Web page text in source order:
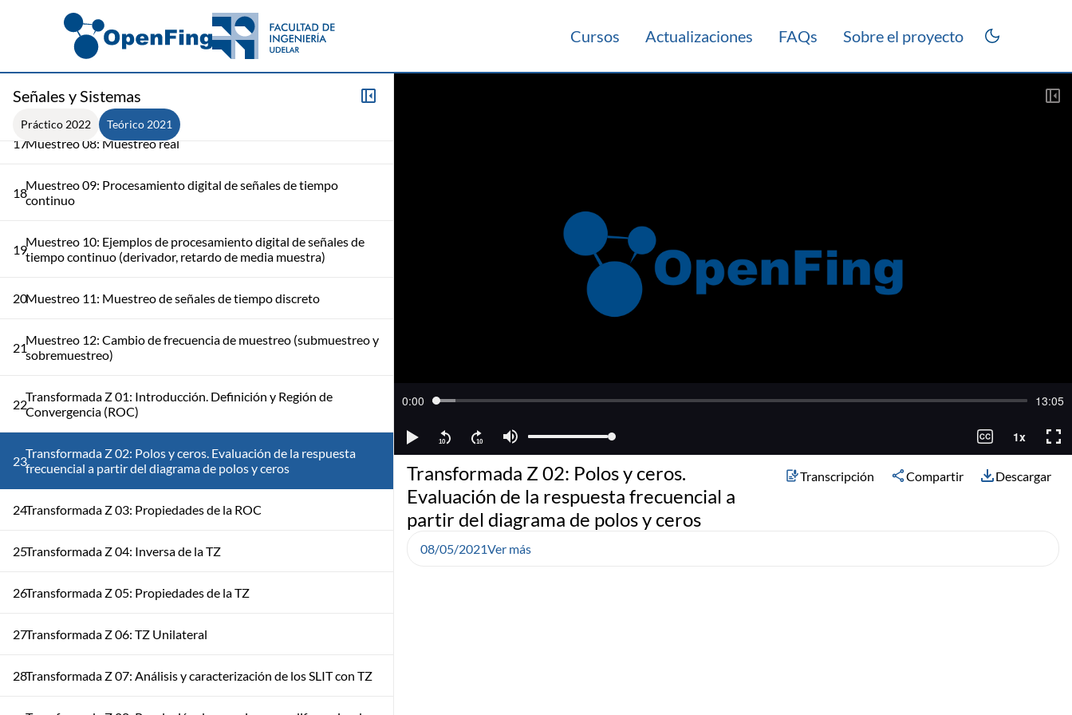
Cursos Actualizaciones FAQs Sobre el proyecto
Señales y Sistemas
Práctico 2022 Teórico 2021
Muestreo 06: Reconstrucción de una señal a partir de sus
16Muestreo 07: Repaso
17Muestreo 08: Muestreo real
18Muestreo 09: Procesamiento digital de señales de tiempo
continuo
19Muestreo 10: Ejemplos de procesamiento digital de señales de
tiempo continuo (derivador, retardo de media muestra)
20Muestreo 11: Muestreo de señales de tiempo discreto
21Muestreo 12: Cambio de frecuencia de muestreo (submuestreo y
sobremuestreo)
22Transformada Z 01: Introducción. Definición y Región de
Convergencia (ROC)
23Transformada Z 02: Polos y ceros. Evaluación de la respuesta
frecuencial a partir del diagrama de polos y ceros
24Transformada Z 03: Propiedades de la ROC
25Transformada Z 04: Inversa de la TZ
26Transformada Z 05: Propiedades de la TZ
27Transformada Z 06: TZ Unilateral
28Transformada Z 07: Análisis y caracterización de los SLIT con TZ
Transformada Z 02: Polos y ceros.
Evaluación de la respuesta frecuencial a
partir del diagrama de polos y ceros
Transcripción Compartir Descargar
08/05/2021Ver más